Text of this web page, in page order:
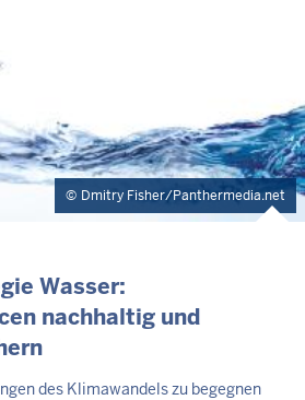
Dmitry Fisher/Panthermedia.net
Wasser:
nachhaltig und
des Klimawandels zu begegnen